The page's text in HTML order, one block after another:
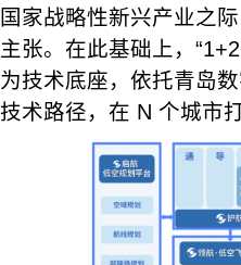
国家战略性新兴产业之
主张。在此基础上，
为技术底座，依托青岛
技术路径，在 N 个城市